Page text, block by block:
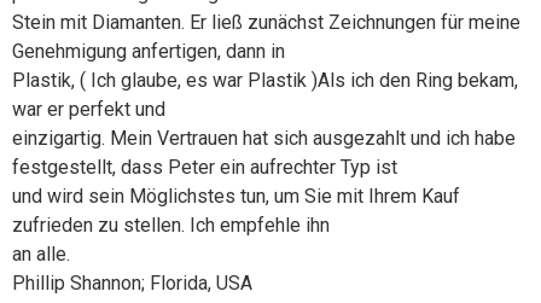
Stein mit Diamanten. Er ließ zunächst Zeichnungen für meine
Genehmigung anfertigen, dann in
Plastik, ( Ich glaube, es war Plastik )Als ich den Ring bekam,
war er perfekt und
einzigartig. Mein Vertrauen hat sich ausgezahlt und ich habe
festgestellt, dass Peter ein aufrechter Typ ist
und wird sein Möglichstes tun, um Sie mit Ihrem Kauf
zufrieden zu stellen. Ich empfehle ihn
an alle.
Phillip Shannon; Florida, USA